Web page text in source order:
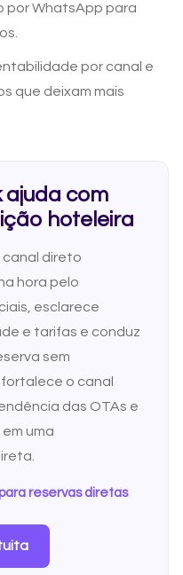
por WhatsApp para
por canal e
que deixam mais
ajuda com
hoteleira
canal direto
hora pelo
esclarece
e tarifas e conduz
sem
o canal
das OTAs e
uma
reservas diretas